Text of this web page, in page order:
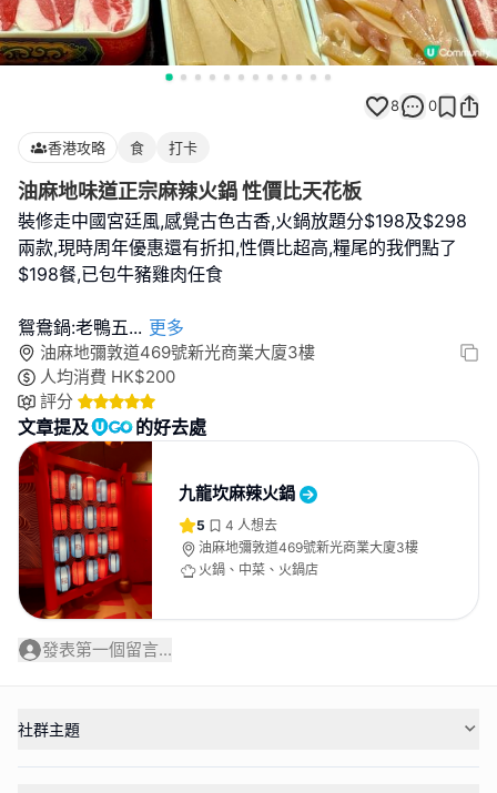
8 0
香港攻略 食 打卡
油麻地味道正宗麻辣火鍋 性價比天花板
裝修走中國宮廷風,感覺古色古香,火鍋放題分$198及$298
兩款,現時周年優惠還有折扣,性價比超高,糧尾的我們點了
$198餐,已包牛豬雞肉任食
鴛鴦鍋:老鴨五... 更多
油麻地彌敦道469號新光商業大廈3樓
人均消費 HK$200
評分
文章提及 的好去處
九龍坎麻辣火鍋
5 4 人想去
油麻地彌敦道469號新光商業大廈3樓
火鍋、中菜、火鍋店
發表第一個留言...
社群主題